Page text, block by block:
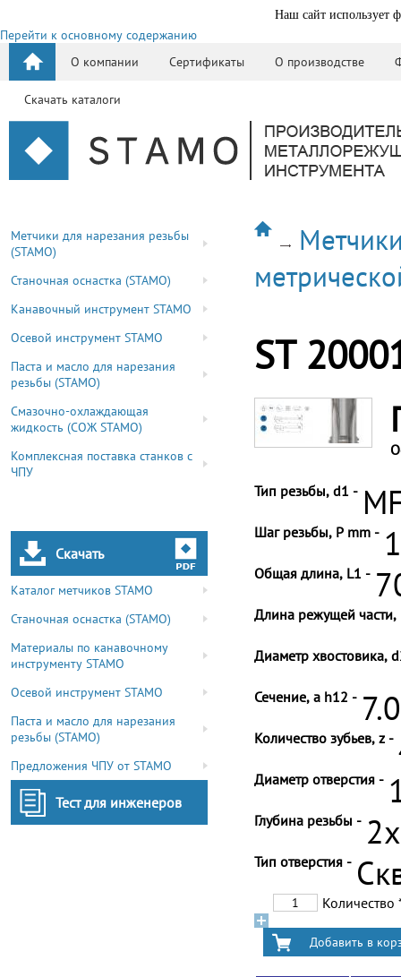
Наш сайт использует
Перейти к основному содержанию
О компании
Сертификаты О производстве
Скачать каталоги
Метчики для нарезания резьбы
(STAMO)
Станочная оснастка (STAMO)
Канавочный инструмент STAMO
Осевой инструмент STAMO
Паста и масло для нарезания
резьбы (STAMO)
Смазочно-охлаждающая
жидкость (СОЖ STAMO)
Комплексная поставка станков с
ЧПУ
Скачать
Каталог метчиков STAMO
Станочная оснастка (STAMO)
Материалы по канавочному
инструменту STAMO
Осевой инструмент STAMO
Паста и масло для нарезания
резьбы (STAMO)
Предложения ЧПУ от STAMO
Тест для инженеров
ST
Тип резьбы, d1 -
Шаг резьбы, P mm -
Общая длина, L1 -
Длина режущей части,
Диаметр хвостовика,
Сечение, a h12 -
Количество зубьев, z -
Диаметр отверстия -
Глубина резьбы -
Тип отверстия -
Количество